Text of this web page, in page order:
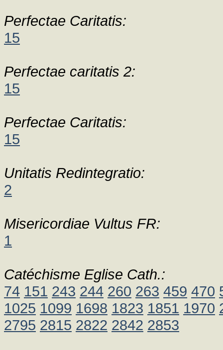
Perfectae Caritatis:
15
Perfectae caritatis 2:
15
Perfectae Caritatis:
15
Unitatis Redintegratio:
2
Misericordiae Vultus FR:
1
Catéchisme Eglise Cath.:
74 151 243 244 260 263 459 470
1025 1099 1698 1823 1851 1970
2795 2815 2822 2842 2853